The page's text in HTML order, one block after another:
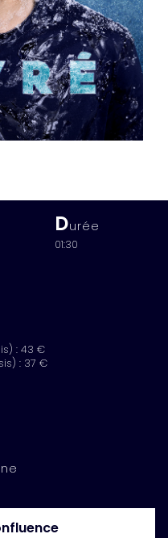
Durée
01:30
: 43 €
: 37 €